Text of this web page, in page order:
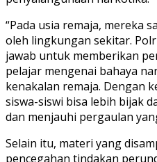
“Pada usia remaja, mereka
oleh lingkungan sekitar.
jawab untuk memberikan
pelajar mengenai bahaya
kenakalan remaja. Dengan
siswa-siswi bisa lebih bijak
dan menjauhi pergaulan
Selain itu, materi yang
pencegahan tindakan